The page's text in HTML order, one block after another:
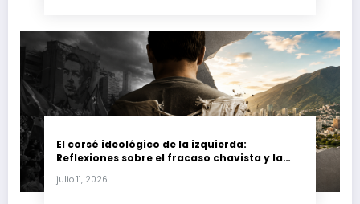
El corsé ideológico de la izquierda:
Reflexiones sobre el fracaso chavista y la
julio 11, 2026